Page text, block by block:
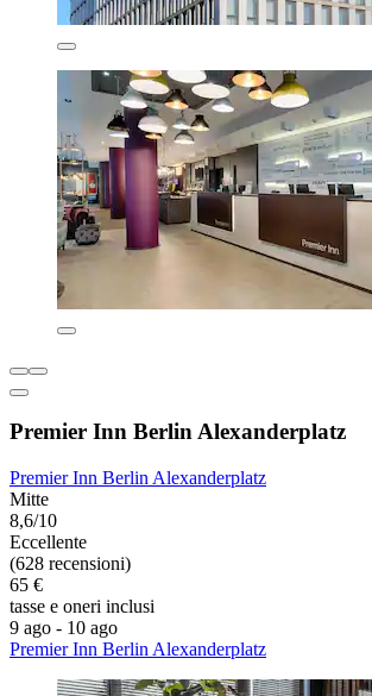
Premier Inn Berlin Alexanderplatz
Premier Inn Berlin Alexanderplatz
Mitte
8,6/10
Eccellente
(628 recensioni)
65 €
tasse e oneri inclusi
9 ago - 10 ago
Premier Inn Berlin Alexanderplatz